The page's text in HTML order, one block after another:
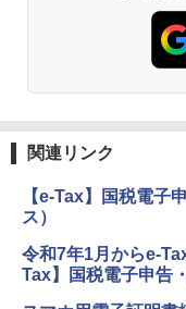
関連リンク
【e-Tax】国税電子
ス）
令和7年1月からe-
Tax】国税電子申告